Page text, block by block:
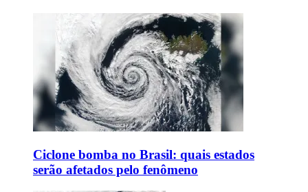
Ciclone bomba no Brasil: quais estados
serão afetados pelo fenômeno